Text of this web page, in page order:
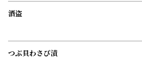
酒盗
つぶ貝わさび漬